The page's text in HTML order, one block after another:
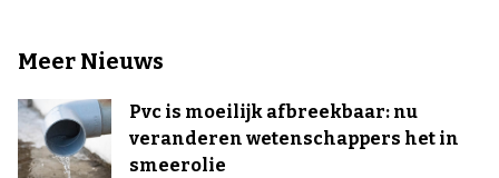
Meer Nieuws
Pvc is moeilijk afbreekbaar: nu
veranderen wetenschappers het in
smeerolie